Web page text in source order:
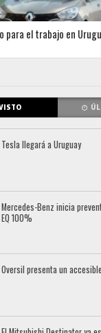
para el trabajo en
Tesla llegará a Uruguay
Mercedes-Benz inicia
EQ 100%
Oversil presenta un